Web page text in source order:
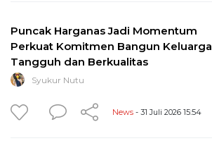
Puncak Harganas Jadi Momentum
Perkuat Komitmen Bangun Keluarga
Tangguh dan Berkualitas
Syukur Nutu
News - 31 Juli 2026 15:54